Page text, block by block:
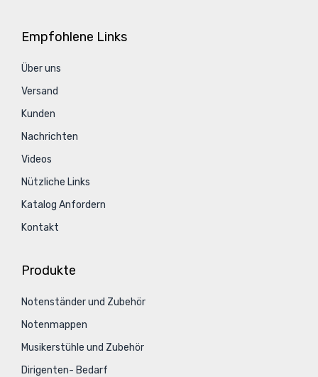
Empfohlene Links
Über uns
Versand
Kunden
Nachrichten
Videos
Nützliche Links
Katalog Anfordern
Kontakt
Produkte
Notenständer und Zubehör
Notenmappen
Musikerstühle und Zubehör
Dirigenten- Bedarf